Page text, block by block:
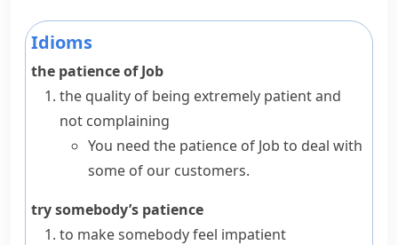
Idioms
the patience of Job
the quality of being extremely patient and
not complaining
You need the patience of Job to deal with
some of our customers.
try somebody’s patience
to make somebody feel impatient